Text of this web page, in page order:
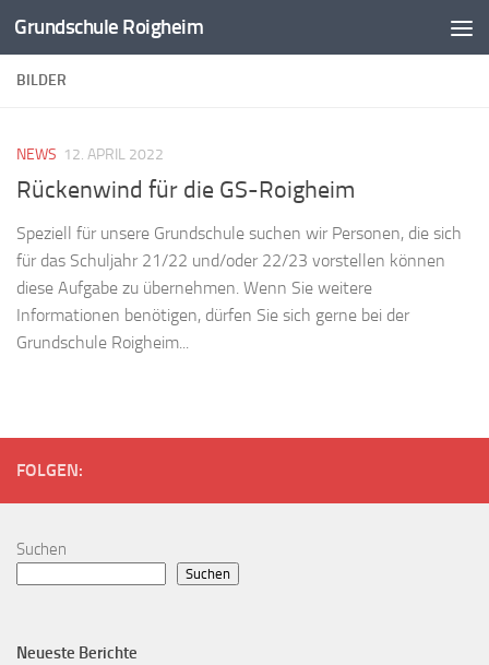
Zum Inhalt springen
Grundschule Roigheim
BILDER
NEWS 12. APRIL 2022
Rückenwind für die GS-Roigheim
Speziell für unsere Grundschule suchen wir Personen, die sich
für das Schuljahr 21/22 und/oder 22/23 vorstellen können
diese Aufgabe zu übernehmen. Wenn Sie weitere
Informationen benötigen, dürfen Sie sich gerne bei der
Grundschule Roigheim...
FOLGEN:
Suchen
Suchen
Neueste Berichte